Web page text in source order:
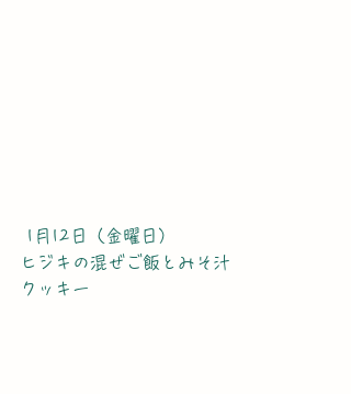
1月12日（金曜日）
ヒジキの混ぜご飯とみそ汁
クッキー